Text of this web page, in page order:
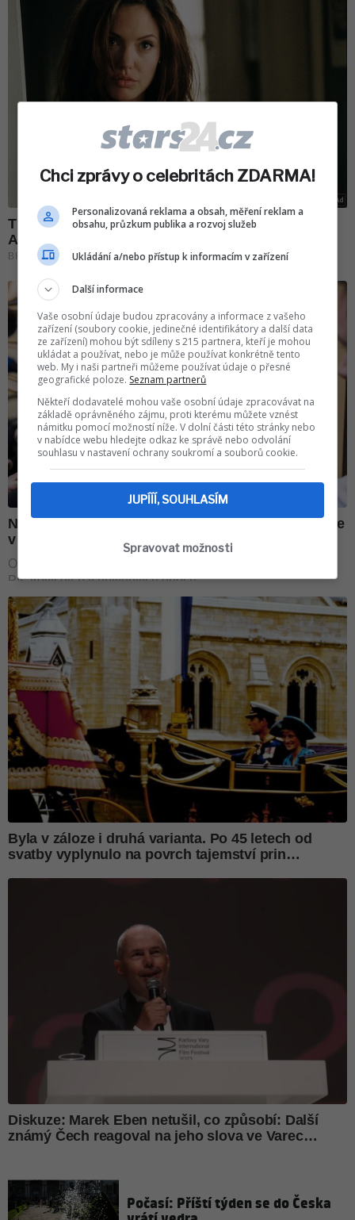
Počasí: Příští týden se do Česka
Chci zprávy o celebritách ZDARMA!
Personalizovaná reklama a obsah, měření reklam a
obsahu, průzkum publika a rozvoj služeb
Ukládání a/nebo přístup k informacím v zařízení
Další informace
Vaše osobní údaje budou zpracovány a informace z vašeho
zařízení (soubory cookie, jedinečné identifikátory a další data
ze zařízení) mohou být sdíleny s 215 partnera, kteří je mohou
ukládat a používat, nebo je může používat konkrétně tento
web. My i naši partneři můžeme používat údaje o přesné
geografické poloze. Seznam partnerů
Někteří dodavatelé mohou vaše osobní údaje zpracovávat na
základě oprávněného zájmu, proti kterému můžete vznést
námitku pomocí možností níže. V dolní části této stránky nebo
v nabídce webu hledejte odkaz ke správě nebo odvolání
souhlasu v nastavení ochrany soukromí a souborů cookie.
JUPÍÍÍ, SOUHLASÍM
Spravovat možnosti